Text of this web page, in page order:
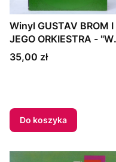
Winyl GUSTAV BROM I
JEGO ORKIESTRA - "W
TANECZNYCH
RYTMACH" 1978 Poland
Cena
35,00 zł
Do koszyka